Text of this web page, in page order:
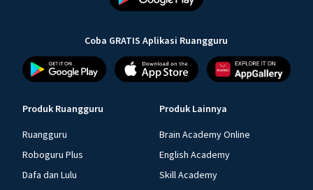
Coba GRATIS Aplikasi Ruangguru
Produk Ruangguru
Ruangguru
Roboguru Plus
Dafa dan Lulu
Produk Lainnya
Brain Academy Online
English Academy
Skill Academy